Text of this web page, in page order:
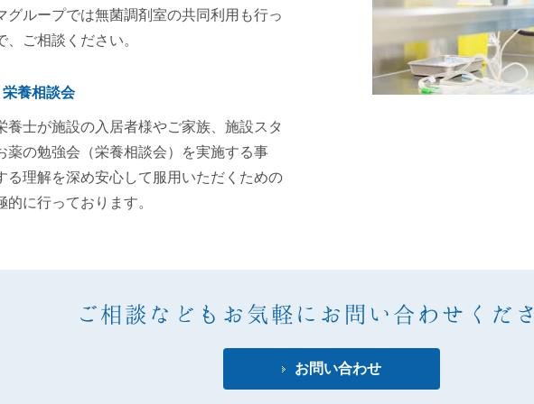
グループでは無菌調剤室の共同利用も行っ
、ご相談ください。
養相談会
養士が施設の入居者様やご家族、施設スタ
薬の勉強会（栄養相談会）を実施する事
る理解を深め安心して服用いただくための
的に行っております。
ご相談などもお気軽にお問い合わせくだ
お問い合わせ